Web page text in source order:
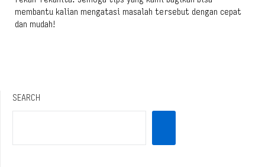
membantu kalian mengatasi masalah tersebut dengan cepat
dan mudah!
SEARCH